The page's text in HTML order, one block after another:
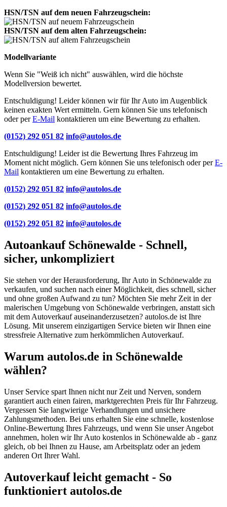
HSN/TSN auf dem neuen Fahrzeugschein:
HSN/TSN auf dem alten Fahrzeugschein:
Modellvariante
Wenn Sie "Weiß ich nicht" auswählen, wird die höchste
Modellversion bewertet.
Entschuldigung! Leider können wir für Ihr Auto im Augenblick
keinen exakten Wert ermitteln. Gern können Sie uns telefonisch
oder perE-Mail kontaktieren um eine Bewertung zu erhalten.
(0152) 292 051 82 info@autolos.de
Entschuldigung! Leider ist die Bewertung Ihres Fahrzeug im
Moment nicht möglich. Gern können Sie uns telefonisch oder perE-
Mail kontaktieren um eine Bewertung zu erhalten.
(0152) 292 051 82 info@autolos.de
(0152) 292 051 82 info@autolos.de
(0152) 292 051 82 info@autolos.de
Autoankauf Schönewalde - Schnell,
sicher, unkompliziert
Sie stehen vor der Herausforderung, Ihr Auto in Schönewalde zu
verkaufen, und suchen nach einer Möglichkeit, dies schnell, sicher
und ohne großen Aufwand zu tun? Möchten Sie mehr Zeit in der
malerischen Umgebung von Schönewalde verbringen, anstatt sich
mit dem Autoverkauf auseinanderzusetzen? autolos.de ist Ihre
Lösung. Mit unserem einzigartigen Service bieten wir Ihnen eine
stressfreie Alternative zum herkömmlichen Autoverkauf.
Warum autolos.de in Schönewalde
wählen?
Unser Service spart Ihnen nicht nur Zeit und Nerven, sondern
garantiert auch einen fairen, marktgerechten Preis für Ihr Fahrzeug.
Vergessen Sie langwierige Verhandlungen und unsichere
Zahlungsmethoden. Bei uns erhalten Sie eine schnelle, kostenlose
Online-Bewertung Ihres Fahrzeugs, und wenn Sie unser Angebot
annehmen, holen wir Ihr Auto kostenlos in Schönewalde ab - ganz
gleich, ob bei Ihnen zu Hause, am Arbeitsplatz oder an jedem
anderen Ort Ihrer Wahl.
Autoverkauf leicht gemacht - So
funktioniert autolos.de